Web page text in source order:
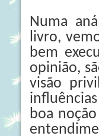
Numa
livro,
bem
opinião,
visão
boa